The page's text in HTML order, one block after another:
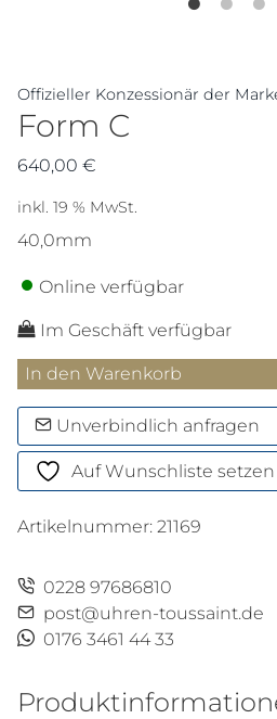
Offizieller Konzessionär der
Form C
640,00 €
inkl. 19 % MwSt.
40,0mm
Online verfügbar
Im Geschäft verfügbar
Form
C
Menge
In den Warenkorb
Unverbindlich anfragen
Auf Wunschliste setzen
Artikelnummer: 21169
0228 97686810
post@uhren-toussaint.de
0176 3461 44 33